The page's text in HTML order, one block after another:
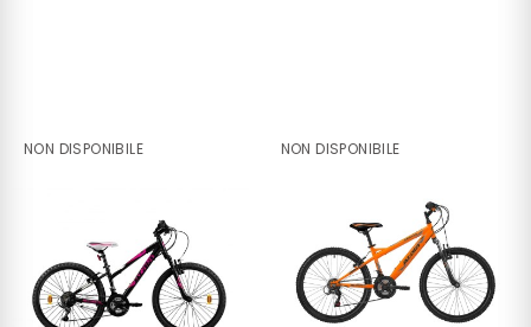
NON DISPONIBILE NON DISPONIBILE